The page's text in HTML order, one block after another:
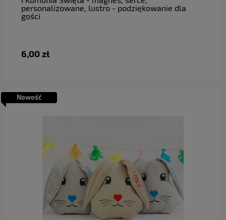
personalizowane, lustro - podziękowanie dla
gości
6,00 zł
Nowość